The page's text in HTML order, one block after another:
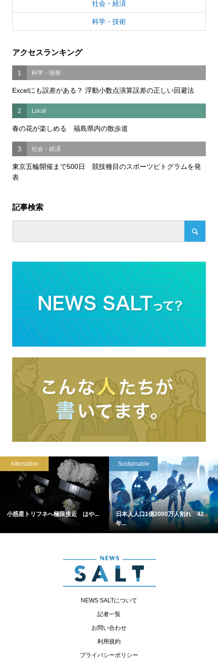
社会・経済
科学・技術
アクセスランキング
1 科学・技術
Excelにも誤差がある？ 浮動小数点演算誤差の正しい回避法
2 Local
春の花が楽しめる 福島県内の散歩道
3 社会・経済
東京五輪開催まで500日 競技種目のスポーツピトグラムを発
表
記事検索
Alternative
小惑星トリフネへ極限接近 はや...
Sustainable
日本人人口1億2000万人割れ 42
年...
NEWS SALTについて
記者一覧
お問い合わせ
利用規約
プライバシーポリシー